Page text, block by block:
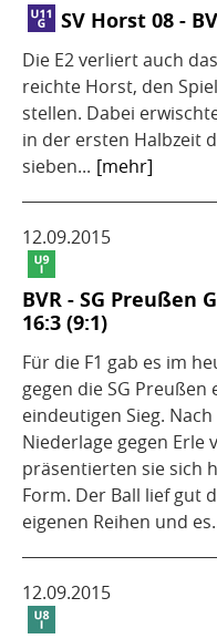
SV Horst 08 -
Die E2 verliert auch
reichte Horst, den
stellen. Dabei
in der ersten Halbzeit
sieben... [mehr]
12.09.2015
BVR - SG Preußen
16:3 (9:1)
Für die F1 gab es im
gegen die SG Preußen
eindeutigen Sieg.
Niederlage gegen Erle
präsentierten sie sich
Form. Der Ball lief gut
eigenen Reihen und
12.09.2015